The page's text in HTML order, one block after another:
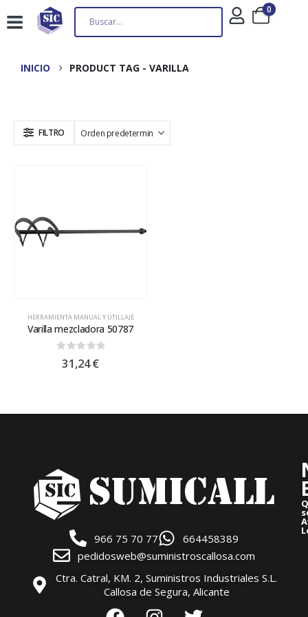
0
INICIO PRODUCT TAG - VARILLA
FILTRO
HERRAMIENTA MANUAL Y UTILLAJE
Varilla mezcladora 50787
0out of 5
31,24€
966 75 70 77
664458389
pedidosweb@suministroscallosa.com
Ctra. Catral, KM. 2, Suministros Industriales S.L.
Callosa de Segura, Alicante